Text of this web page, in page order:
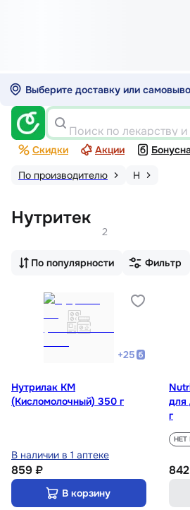
Выберите доставку или
Поиск по лекарству
Скидки Акции
По производителю
Н
Нутритек
2
По популярности Фильтр
+25
Нутрилак КМ
(Кисломолочный) 350 г
В наличии в 1 аптеке
859 ₽
В корзину
для
г
НЕТ